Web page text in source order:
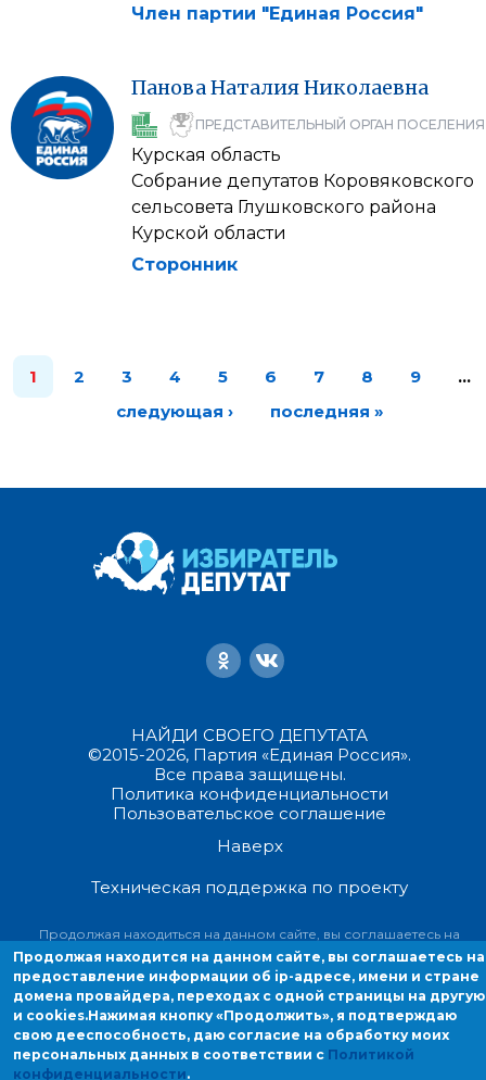
Член партии "Единая Россия"
ПановаНаталияНиколаевна
ПРЕДСТАВИТЕЛЬНЫЙ ОРГАН ПОСЕЛЕНИЯ
Курская область
Собрание депутатов Коровяковского
сельсовета Глушковского района
Курской области
Сторонник
1 2 3 4 5 6 7 8 9
…
следующая ›
последняя »
НАЙДИ СВОЕГО ДЕПУТАТА
©2015-2026, Партия «Единая Россия».
Все права защищены.
Политика конфиденциальности
Пользовательское соглашение
Наверх
Техническая поддержка по проекту
Продолжая находиться на данном сайте, вы соглашаетесь на
предоставление информации об ip-адресе, имени и стране домена
провайдера, переходах с одной страницы на другую и cookies.
Продолжая находится на данном сайте, вы соглашаетесь на
предоставление информации об ip-адресе, имени и стране
домена провайдера, переходах с одной страницы на другую
и cookies.Нажимая кнопку «Продолжить», я подтверждаю
свою дееспособность, даю согласие на обработку моих
персональных данных в соответствии с Политикой
конфиденциальности.